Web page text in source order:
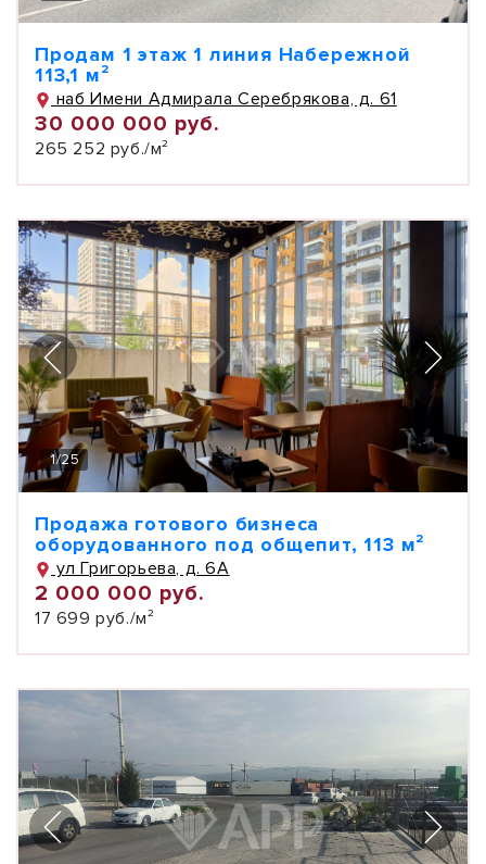
Продам 1 этаж 1 линия Набережной
113,1 м²
наб Имени Адмирала Серебрякова, д. 61
30 000 000 руб.
265 252 руб./м²
1/25
Продажа готового бизнеса
оборудованного под общепит, 113 м²
ул Григорьева, д. 6А
2 000 000 руб.
17 699 руб./м²